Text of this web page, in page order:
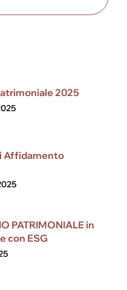
2025
Affidamento
PATRIMONIALE in
con ESG